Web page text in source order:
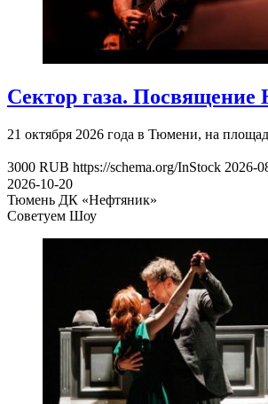
Сектор газа.
21 октября 2026 года в Тюмени, на
3000 RUB https://schema.org/InStock 2026-
2026-10-20
Тюмень ДК «Нефтяник»
Советуем Шоу